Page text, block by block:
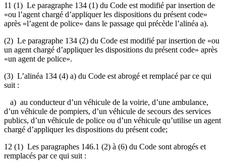
11 (1) Le paragraphe 134 (1) du Code est modifié par insertion de
«ou l’agent chargé d’appliquer les dispositions du présent code»
après «l’agent de police» dans le passage qui précède l’alinéa a).
(2) Le paragraphe 134 (2) du Code est modifié par insertion de «ou
un agent chargé d’appliquer les dispositions du présent code» après
«un agent de police».
(3) L’alinéa 134 (4) a) du Code est abrogé et remplacé par ce qui
suit :
a) au conducteur d’un véhicule de la voirie, d’une ambulance,
d’un véhicule de pompiers, d’un véhicule de secours des services
publics, d’un véhicule de police ou d’un véhicule qu’utilise un agent
chargé d’appliquer les dispositions du présent code;
12 (1) Les paragraphes 146.1 (2) à (6) du Code sont abrogés et
remplacés par ce qui suit :